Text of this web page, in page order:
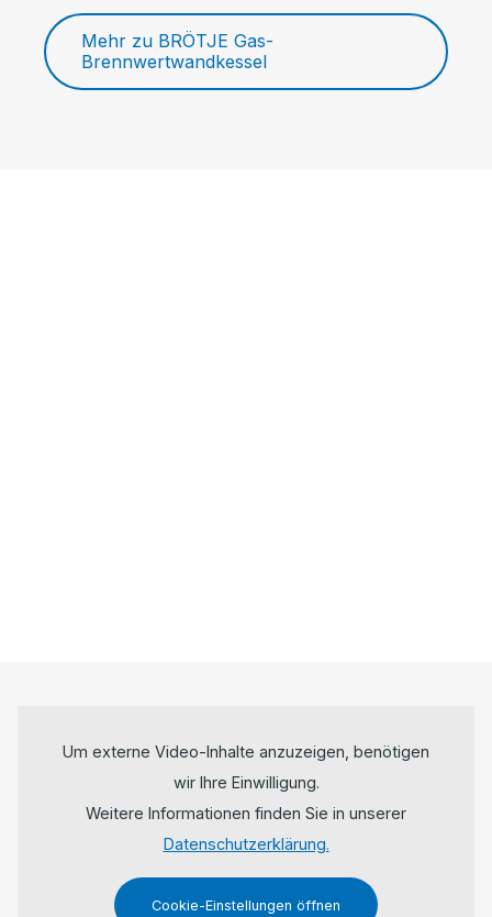
Mehr zu BRÖTJE Gas-
Brennwertwandkessel
Um externe Video-Inhalte anzuzeigen, benötigen
wir Ihre Einwilligung.
Weitere Informationen finden Sie in unserer
Datenschutzerklärung.
Cookie-Einstellungen öffnen